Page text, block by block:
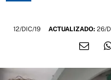
12/DIC/19 ACTUALIZADO: 26/